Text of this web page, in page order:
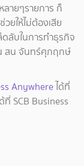
ายๆรายการ ก็
ยให้ไม่ต้องเสีย
ดลับในการทำธุรกิจ
ณ สน จันทร์ศุภฤกษ์
Anywhere ได้ที่
SCB Business